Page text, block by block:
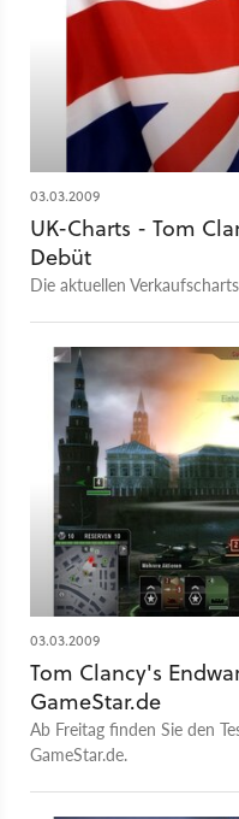
03.03.2009
UK-Charts - Tom
Debüt
Die aktuellen
03.03.2009
Tom Clancy's
GameStar.de
Ab Freitag finden Sie den
GameStar.de.